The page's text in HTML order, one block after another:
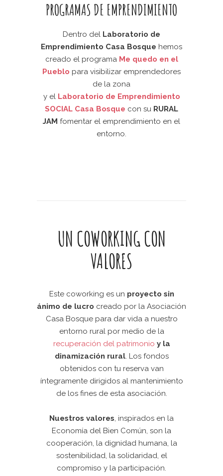
PROGRAMAS DE EMPRENDIMIENTO
Dentro del Laboratorio de
Emprendimiento Casa Bosque hemos
creado el programa Me quedo en el
Pueblo para visibilizar emprendedores
de la zona
y el Laboratorio de Emprendimiento
SOCIAL Casa Bosque con su RURAL
JAM fomentar el emprendimiento en el
entorno.
UN COWORKING CON
VALORES
Este coworking es un proyecto sin
ánimo de lucro creado por la Asociación
Casa Bosque para dar vida a nuestro
entorno rural por medio de la
recuperación del patrimonio y la
dinamización rural. Los fondos
obtenidos con tu reserva van
íntegramente dirigidos al mantenimiento
de los fines de esta asociación.
Nuestros valores, inspirados en la
Economía del Bien Común, son la
cooperación, la dignidad humana, la
sostenibilidad, la solidaridad, el
compromiso y la participación.